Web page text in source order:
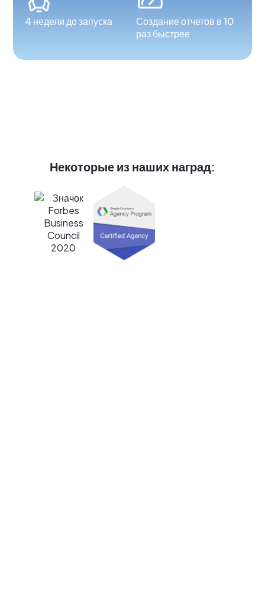
4 недели до запуска
Создание отчетов в 10
раз быстрее
Некоторые из наших наград: